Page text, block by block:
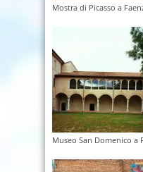
Mostra di Picasso a
Museo San Domenico a